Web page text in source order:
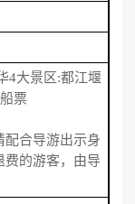
4大景区:都江堰
票
配合导游出示身
费的游客，由导